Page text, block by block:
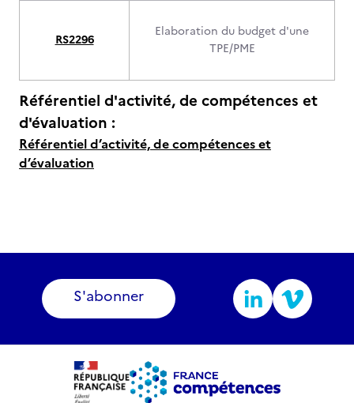
RS2296
Elaboration du budget d'une
TPE/PME
Référentiel d'activité, de compétences et
d'évaluation :
Référentiel d’activité, de compétences et
d’évaluation
S'abonner